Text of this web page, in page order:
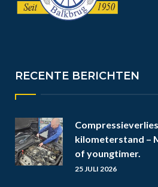
RECENTE BERICHTEN
kilometerstand –
of youngtimer.
25 JULI 2026